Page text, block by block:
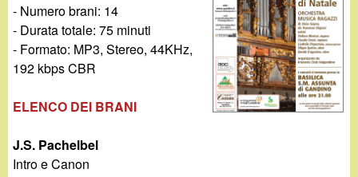
i
n
o
.
a
- Numero brani: 14
- Durata totale: 75 minuti
- Formato: MP3, Stereo, 44KHz,
192 kbps CBR
ELENCO DEI BRANI
J.S. Pachelbel
Intro e Canon